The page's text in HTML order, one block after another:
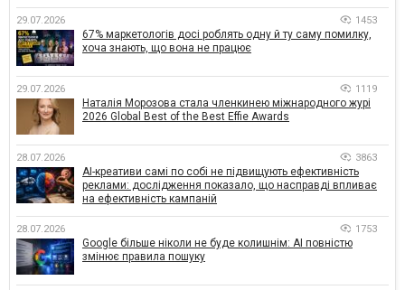
29.07.2026 1453
67% маркетологів досі роблять одну й ту саму помилку,
хоча знають, що вона не працює
29.07.2026 1119
Наталія Морозова стала членкинею міжнародного журі
2026 Global Best of the Best Effie Awards
28.07.2026 3863
AI-креативи самі по собі не підвищують ефективність
реклами: дослідження показало, що насправді впливає
на ефективність кампаній
28.07.2026 1753
Google більше ніколи не буде колишнім: AI повністю
змінює правила пошуку